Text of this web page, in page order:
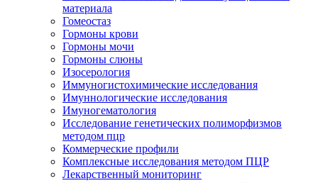
материала
Гомеостаз
Гормоны крови
Гормоны мочи
Гормоны слюны
Изосерология
Иммуногистохимические исследования
Имуннологические исследования
Имуногематология
Исследование генетических полиморфизмов
методом пцр
Коммерческие профили
Комплексные исследования методом ПЦР
Лекарственный мониторинг